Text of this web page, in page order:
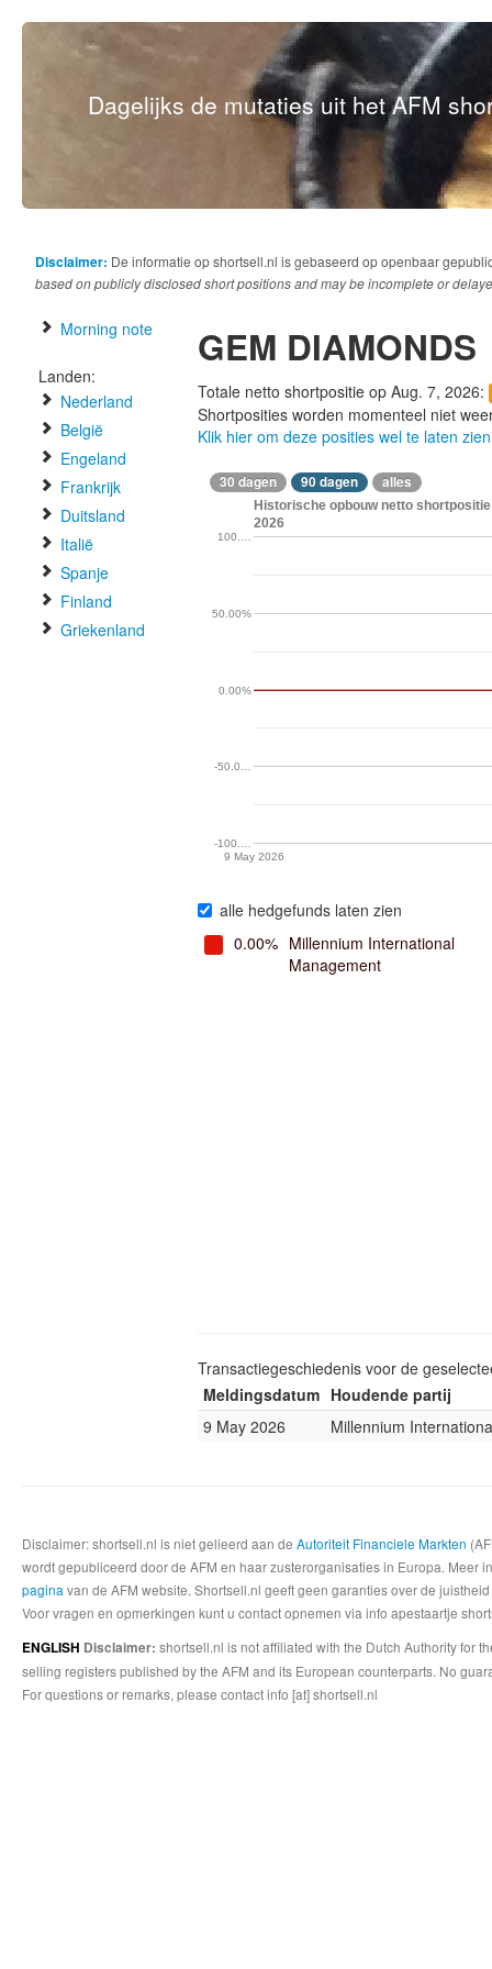
Dagelijks de mutaties uit het AFM
Disclaimer: De informatie op shortsell.nl is gebaseerd op openbaar
based on publicly disclosed short positions and may be incomplete or
Morning note
Landen:
Nederland
België
Engeland
Frankrijk
Duitsland
Italië
Spanje
Finland
Griekenland
GEM DIAMONDS
Totale netto shortpositie op Aug. 7, 2026:
Shortposities worden momenteel niet
Klik hier om deze posities wel te laten zien
30 dagen 90 dagen alles
Historische opbouw netto
2026
9 May 2026
-100.…
-50.0…
0.00%
50.00%
100.…
alle hedgefunds laten zien
0.00% Millennium International
Management
Transactiegeschiedenis voor de
Meldingsdatum Houdende partij
9 May 2026
Millennium
Disclaimer: shortsell.nl is niet gelieerd aan de Autoriteit Financiele Markten
wordt gepubliceerd door de AFM en haar zusterorganisaties in Europa.
pagina van de AFM website. Shortsell.nl geeft geen garanties over de
Voor vragen en opmerkingen kunt u contact opnemen via info apestaartje
ENGLISH Disclaimer: shortsell.nl is not affiliated with the Dutch Authority for
selling registers published by the AFM and its European counterparts. No
For questions or remarks, please contact info [at] shortsell.nl